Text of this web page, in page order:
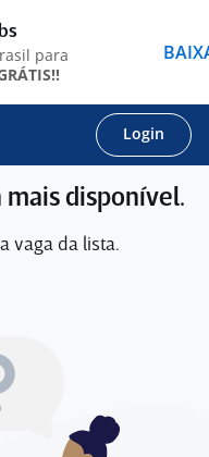
Login
mais disponível.
vaga da lista.
para